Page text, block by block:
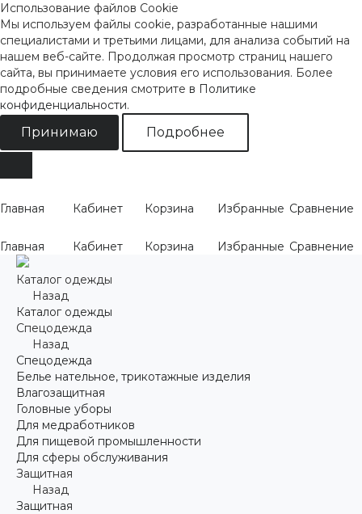
Использование файлов Cookie
Мы используем файлы cookie, разработанные нашими
специалистами и третьими лицами, для анализа событий на
нашем веб-сайте. Продолжая просмотр страниц нашего
сайта, вы принимаете условия его использования. Более
подробные сведения смотрите в Политике
конфиденциальности.
Принимаю Подробнее
Главная Кабинет Корзина Избранные Сравнение
Главная Кабинет Корзина Избранные Сравнение
Каталог одежды
Назад
Каталог одежды
Спецодежда
Назад
Спецодежда
Белье нательное, трикотажные изделия
Влагозащитная
Головные уборы
Для медработников
Для пищевой промышленности
Для сферы обслуживания
Защитная
Назад
Защитная